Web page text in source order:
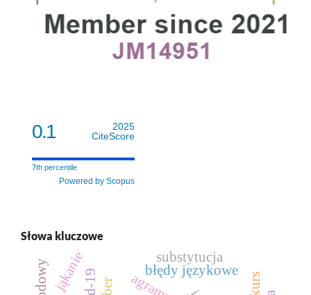
0.1
2025
CiteScore
7th percentile
Powered by Scopus
Słowa kluczowe
błędy językowe
substytucja
jąkanie